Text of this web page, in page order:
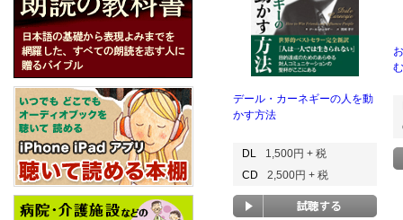
デール・カーネギーの人を動
かす方法
DL
1,500円 + 税
CD
2,500円 + 税